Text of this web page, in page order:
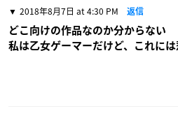
2018年8月7日 at 4:30 PM 返信
どこ向けの作品なのか分からない
私は乙女ゲーマーだけど、これに